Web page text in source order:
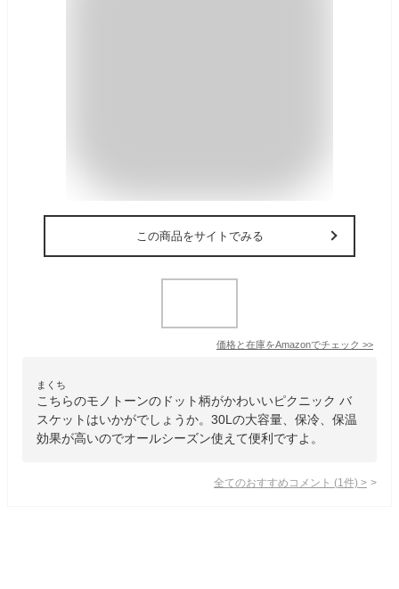
この商品をサイトでみる
価格と在庫をAmazonでチェック >>
まくち
こちらのモノトーンのドット柄がかわいいピクニック バ
スケットはいかがでしょうか。30Lの大容量、保冷、保温
効果が高いのでオールシーズン使えて便利ですよ。
全てのおすすめコメント (1 件) >